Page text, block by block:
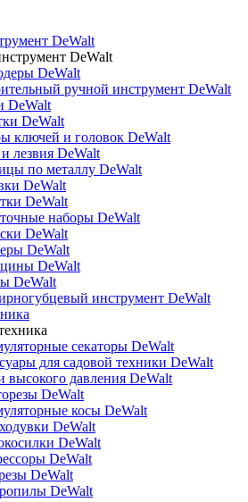
DeWalt
DeWalt
DeWalt
ручной инструмент DeWalt
DeWalt
DeWalt
ключей и головок DeWalt
лезвия DeWalt
по металлу DeWalt
DeWalt
DeWalt
наборы DeWalt
DeWalt
DeWalt
DeWalt
DeWalt
инструмент DeWalt
секаторы DeWalt
для садовой техники DeWalt
давления DeWalt
DeWalt
косы DeWalt
DeWalt
DeWalt
DeWalt
DeWalt
DeWalt